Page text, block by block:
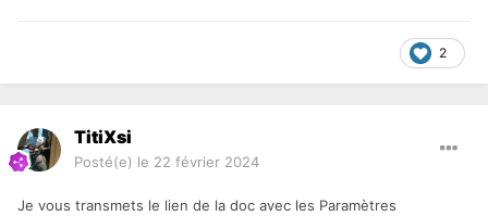
2
TitiXsi
Posté(e) le 22 février 2024
Je vous transmets le lien de la doc avec les Paramètres